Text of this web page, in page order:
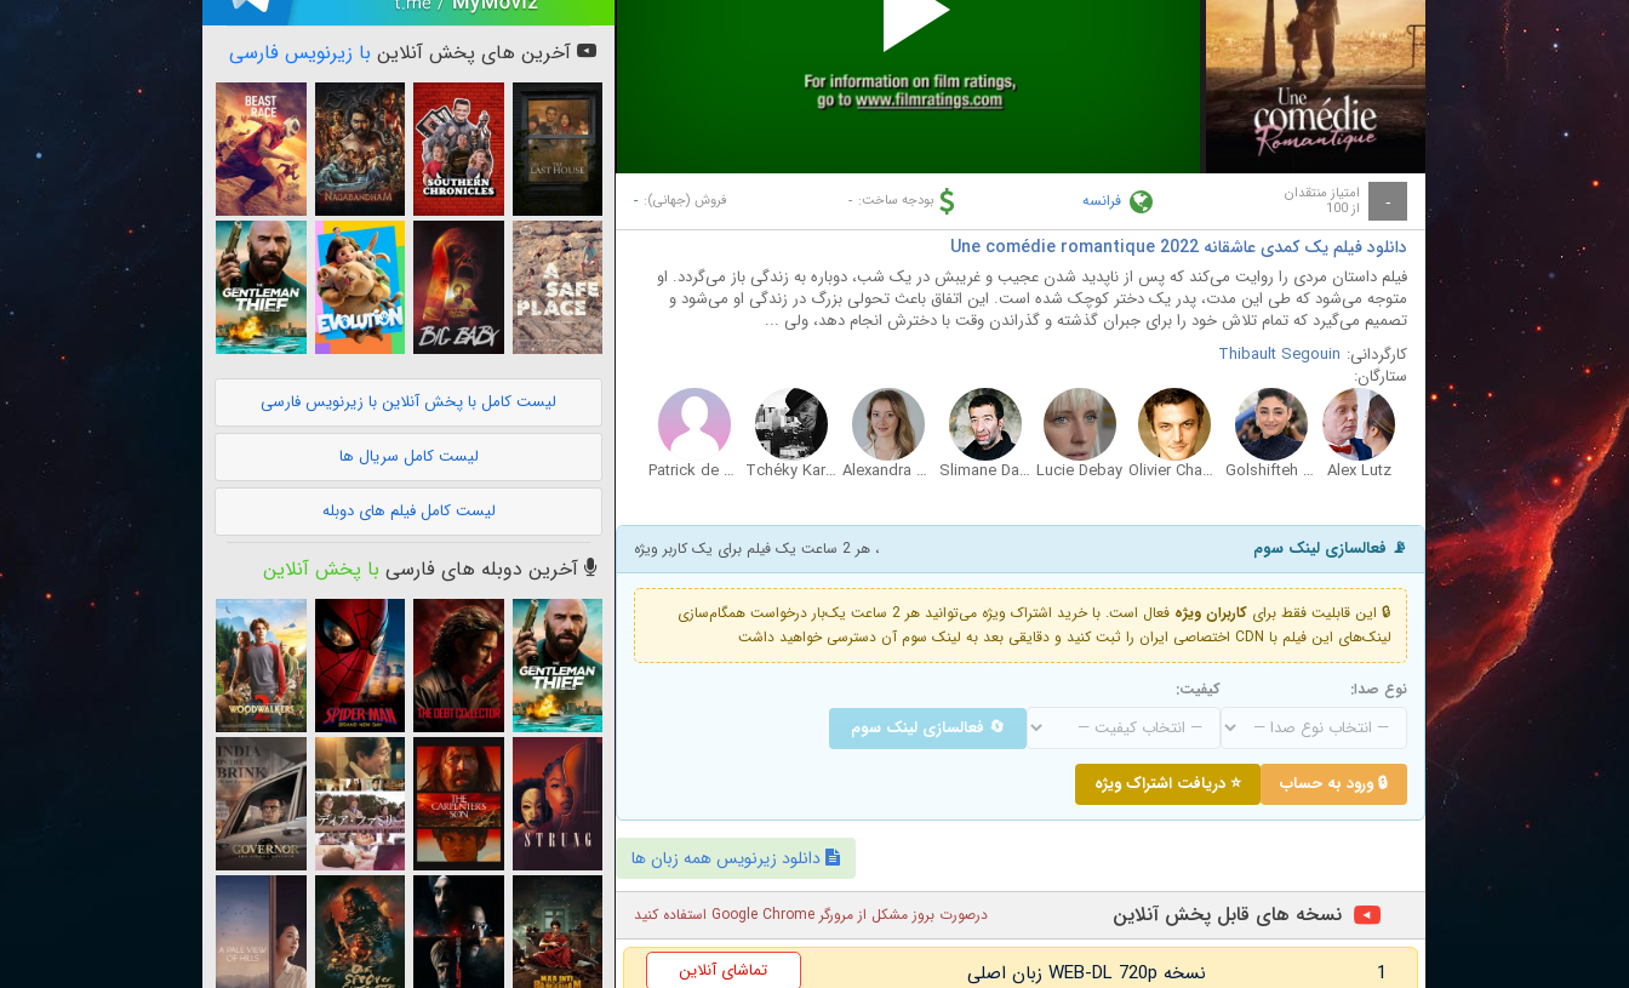
Play
Video
- امتیاز منتقدان
از 100 فرانسه بودجه ساخت: - فروش (جهانی): -
دانلود فیلم یک کمدی عاشقانه Une comédie romantique 2022
فیلم داستان مردی را روایت می‌کند که پس از ناپدید شدن عجیب و غریبش در یک شب، دوباره به زندگی باز می‌گردد. او
متوجه می‌شود که طی این مدت، پدر یک دختر کوچک شده است. این اتفاق باعث تحولی بزرگ در زندگی او می‌شود و
تصمیم می‌گیرد که تمام تلاش خود را برای جبران گذشته و گذراندن وقت با دخترش انجام دهد، ولی ...
کارگردانی: Thibault Segouin
ستارگان:
Alex Lutz
Golshifteh Farahani
Olivier Chantreau
Lucie Debay
Slimane Dazi
Alexandra Roth
Tchéky Karyo
Patrick de Valette
📡 فعالسازی لینک سوم ، هر 2 ساعت یک فیلم برای یک کاربر ویژه
🔒 این قابلیت فقط برای کاربران ویژه
فعال است. با خرید اشتراک ویژه می‌توانید هر 2 ساعت یک‌بار درخواست همگام‌سازی
لینک‌های این فیلم با CDN اختصاصی ایران را ثبت کنید و دقایقی بعد به لینک سوم آن دسترسی خواهید داشت
نوع صدا: کیفیت:
🔄 فعالسازی لینک سوم
🔒 ورود به حساب ⭐ دریافت اشتراک ویژه
دانلود زیرنویس همه زبان ها
نسخه های قابل پخش آنلاین درصورت بروز مشکل از مرورگر Google Chrome استفاده کنید
1 نسخه WEB-DL 720p زبان اصلی تماشای آنلاین
آخرین های پخش آنلاین با زیرنویس فارسی
لیست کامل با پخش آنلاین با زیرنویس فارسی
لیست کامل سریال ها
لیست کامل فیلم های دوبله
آخرین دوبله های فارسی با پخش آنلاین